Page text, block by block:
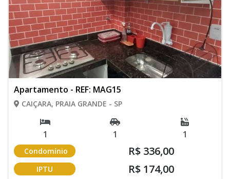
Apartamento - REF: MAG15
CAIÇARA, PRAIA GRANDE - SP
1 1 1
Condomínio R$ 336,00
IPTU R$ 174,00